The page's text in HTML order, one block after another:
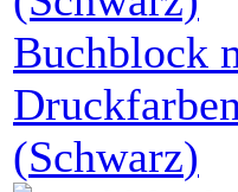
Buchblock
(Schwarz)